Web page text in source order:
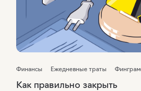
Финансы Ежедневные траты
Как правильно закрыть